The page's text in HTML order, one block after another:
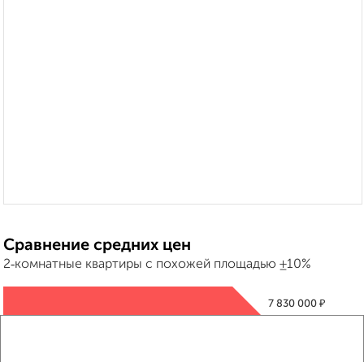
Сравнение средних цен
2‑комнатные квартиры с похожей площадью ±10%
7 830 000 ₽